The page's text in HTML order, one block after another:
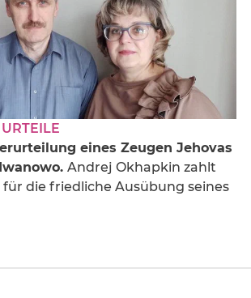
eines Zeugen Jehovas
Andrej Okhapkin zahlt
die friedliche Ausübung seines